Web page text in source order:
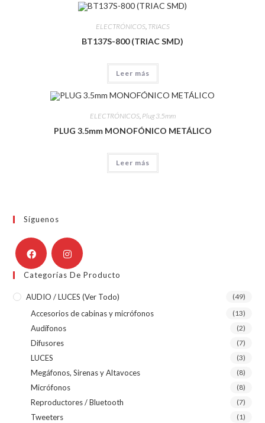
ELECTRÓNICOS, TRIACS
BT137S-800 (TRIAC SMD)
Leer más
ELECTRÓNICOS, Plug 3.5mm
PLUG 3.5mm MONOFÓNICO METÁLICO
Leer más
Síguenos
Categorías De Producto
AUDIO / LUCES (ver Todo) (49)
Accesorios de cabinas y micrófonos (13)
Audífonos (2)
Difusores (7)
LUCES (3)
Megáfonos, Sirenas y Altavoces (8)
Micrófonos (8)
Reproductores / Bluetooth (7)
Tweeters (1)